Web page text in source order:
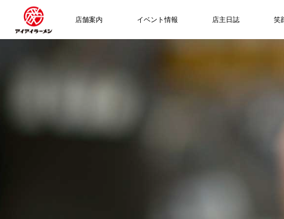
店舗案内 イベント情報 店主日誌 笑